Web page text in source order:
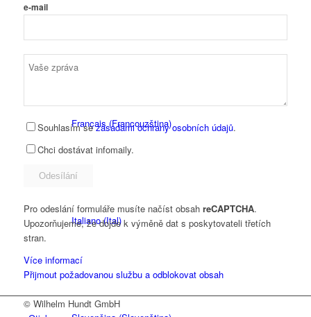
Français(Francouzština)
Italiano(Ital)
e-mail
Souhlasím sezásadami ochrany osobních údajů.
Chci dostávat infomaily.
Pro odeslání formuláře musíte načíst obsah reCAPTCHA.
Upozorňujeme, že dojde k výměně dat s poskytovateli třetích
stran.
Více informací
Přijmout požadovanou službu a odblokovat obsah
© Wilhelm Hundt GmbH